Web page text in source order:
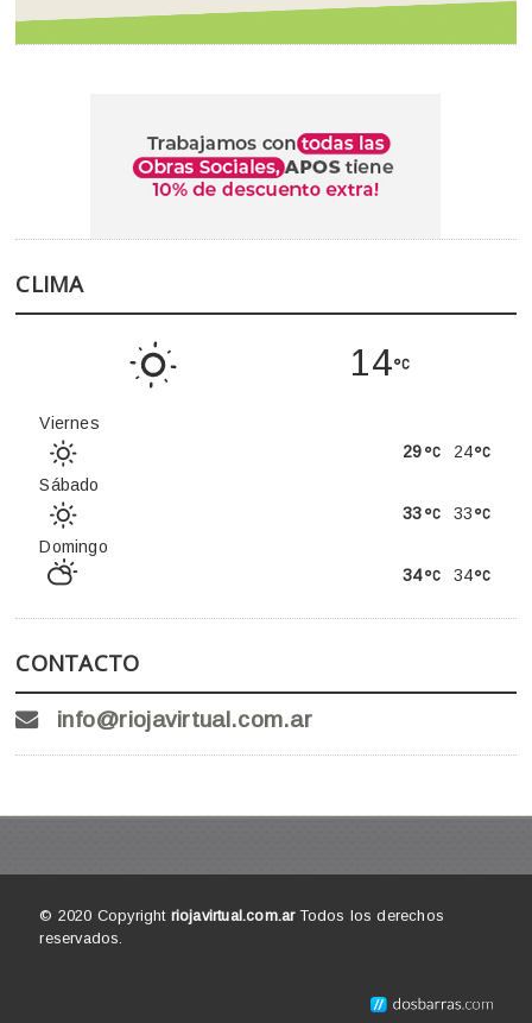
CLIMA
14
Viernes
24
29
Sábado
33
33
Domingo
34
34
CONTACTO
info@riojavirtual.com.ar
© 2020 Copyright riojavirtual.com.arTodos los derechos
reservados.